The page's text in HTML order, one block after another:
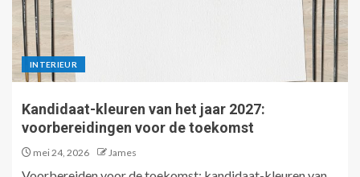
INTERIEUR
Kandidaat-kleuren van het jaar 2027:
voorbereidingen voor de toekomst
mei 24, 2026 James